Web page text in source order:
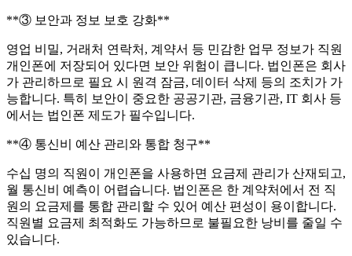
**③ 보안과 정보 보호 강화**
영업 비밀, 거래처 연락처, 계약서 등 민감한 업무 정보가 직원
개인폰에 저장되어 있다면 보안 위험이 큽니다. 법인폰은 회사
가 관리하므로 필요 시 원격 잠금, 데이터 삭제 등의 조치가 가
능합니다. 특히 보안이 중요한 공공기관, 금융기관, IT 회사 등
에서는 법인폰 제도가 필수입니다.
**④ 통신비 예산 관리와 통합 청구**
수십 명의 직원이 개인폰을 사용하면 요금제 관리가 산재되고,
월 통신비 예측이 어렵습니다. 법인폰은 한 계약처에서 전 직
원의 요금제를 통합 관리할 수 있어 예산 편성이 용이합니다.
직원별 요금제 최적화도 가능하므로 불필요한 낭비를 줄일 수
있습니다.